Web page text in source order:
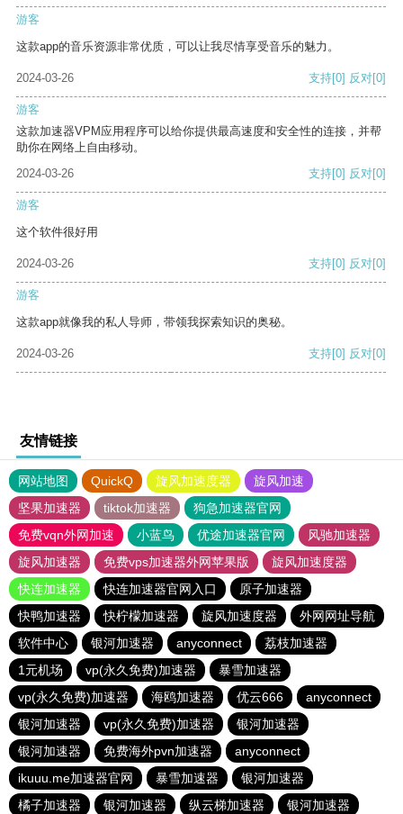
游客
这款app的音乐资源非常优质，可以让我尽情享受音乐的魅力。
2024-03-26 支持[0] 反对[0]
游客
这款加速器VPM应用程序可以给你提供最高速度和安全性的连接，并帮
助你在网络上自由移动。
2024-03-26
支持[0] 反对[0]
游客
这个软件很好用
2024-03-26 支持[0] 反对[0]
游客
这款app就像我的私人导师，带领我探索知识的奥秘。
2024-03-26 支持[0] 反对[0]
友情链接
网站地图 QuickQ 旋风加速度器
旋风加速
坚果加速器
tiktok加速器
狗急加速器官网
免费vqn外网加速
小蓝鸟 优途加速器官网
风驰加速器
旋风加速器
免费vps加速器外网苹果版
旋风加速度器
快连加速器
快连加速器官网入口
原子加速器
快鸭加速器
快柠檬加速器 旋风加速度器
外网网址导航
软件中心
银河加速器 anyconnect
荔枝加速器
1元机场
vp(永久免费)加速器
暴雪加速器
vp(永久免费)加速器
海鸥加速器 优云666
anyconnect
银河加速器
vp(永久免费)加速器
银河加速器
银河加速器
免费海外pvn加速器
anyconnect
ikuuu.me加速器官网
暴雪加速器
银河加速器
橘子加速器
银河加速器 纵云梯加速器 银河加速器